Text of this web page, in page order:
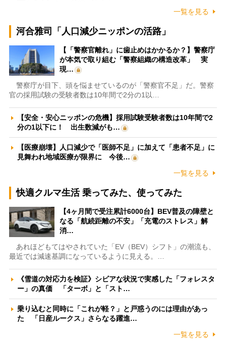
一覧を見る
河合雅司「人口減少ニッポンの活路」
【「警察官離れ」に歯止めはかかるか？】警察庁
が本気で取り組む「警察組織の構造改革」 実
現…
警察庁が目下、頭を悩ませているのが「警察官不足」だ。警察
官の採用試験の受験者数は10年間で2分の1以…
【安全・安心ニッポンの危機】採用試験受験者数は10年間で2
分の1以下に！ 出生数減がも…
【医療崩壊】人口減少で「医師不足」に加えて「患者不足」に
見舞われ地域医療が限界に 今後…
一覧を見る
快適クルマ生活 乗ってみた、使ってみた
【4ヶ月間で受注累計6000台】BEV普及の障壁と
なる「航続距離の不安」「充電のストレス」解
消…
あれほどもてはやされていた「EV（BEV）シフト」の潮流も、
最近では減速基調になっているように見える。…
《雪道の対応力を検証》シビアな状況で実感した「フォレスタ
ー」の真価 「ターボ」と「スト…
乗り込むと同時に「これが軽？」と戸惑うのには理由があっ
た 「日産ルークス」さらなる躍進…
一覧を見る